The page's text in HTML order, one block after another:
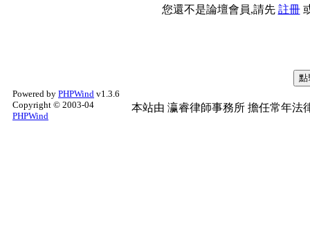
您還不是論壇會員,請先 註冊
Powered by PHPWind v1.3.6
Copyright © 2003-04
PHPWind
本站由 瀛睿律師事務所 擔任常年法